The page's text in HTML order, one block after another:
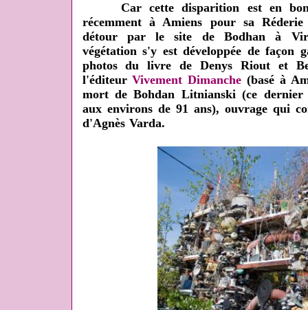
Car cette disparition est en
récemment à Amiens pour sa
détour par le site de Bodhan à
végétation s'y est développée de façon
photos du livre de Denys Riout et
l'éditeurVivement Dimanche (basé à
mort de Bohdan Litnianski (ce
aux environs de 91 ans), ouvrage qui
d'Agnès Varda.